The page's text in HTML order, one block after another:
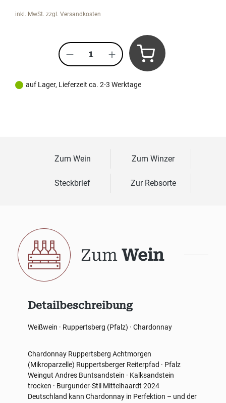
inkl. MwSt. zzgl. Versandkosten
Produkt Anzahl: Gib den
auf Lager, Lieferzeit ca. 2-3 Werktage
Zum Wein Zum Winzer
Steckbrief Zur Rebsorte
Zum Wein
Detailbeschreibung
Weißwein · Ruppertsberg (Pfalz) · Chardonnay
Chardonnay Ruppertsberg Achtmorgen
(Mikroparzelle) Ruppertsberger Reiterpfad · Pfalz
Weingut Andres Buntsandstein · Kalksandstein
trocken · Burgunder-Stil Mittelhaardt 2024
Deutschland kann Chardonnay in Perfektion – und der